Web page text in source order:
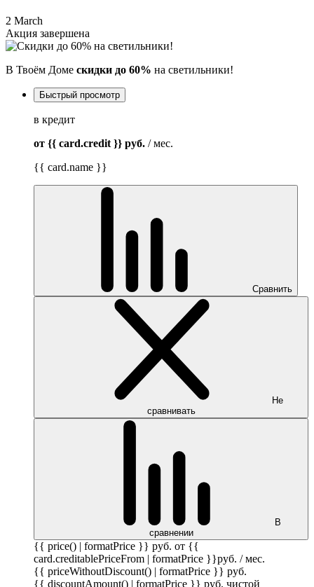
2 March
Акция завершена
В Твоём Доме скидки до 60% на светильники!
Быстрый просмотр
в кредит
от {{ card.credit }} руб. / мес.
{{ card.name }}
Сравнить
Не
сравнивать
В
сравнении
{{ price() | formatPrice }} руб. от {{
card.creditablePriceFrom | formatPrice }}руб. / мес.
{{ priceWithoutDiscount() | formatPrice }} руб.
{{ discountAmount() | formatPrice }} руб. чистой